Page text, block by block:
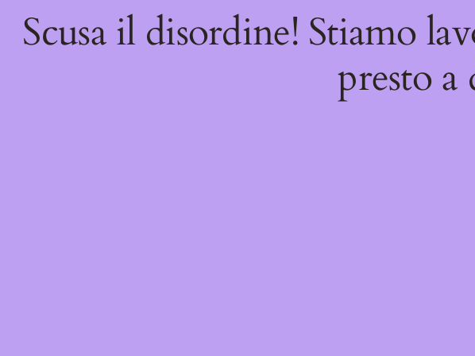
Scusa il disordine! Stiamo
presto a